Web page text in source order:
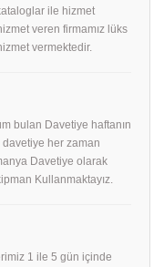
ile hizmet
veren firmamız lüks
vermektedir.
bulan Davetiye haftanın
her zaman
Davetiye olarak
Kullanmaktayız.
1 ile 5 gün içinde